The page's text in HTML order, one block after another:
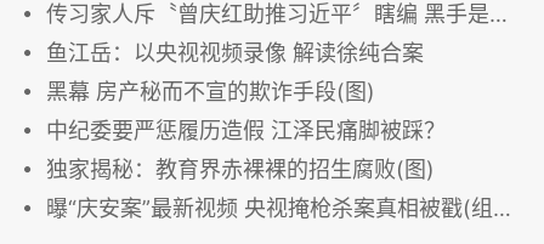
传习家人斥〝曾庆红助推习近平〞瞎编 黑手是他？
鱼江岳：以央视视频录像 解读徐纯合案
黑幕 房产秘而不宣的欺诈手段(图)
中纪委要严惩履历造假 江泽民痛脚被踩？
独家揭秘：教育界赤裸裸的招生腐败(图)
曝“庆安案”最新视频 央视掩枪杀案真相被戳(组图)